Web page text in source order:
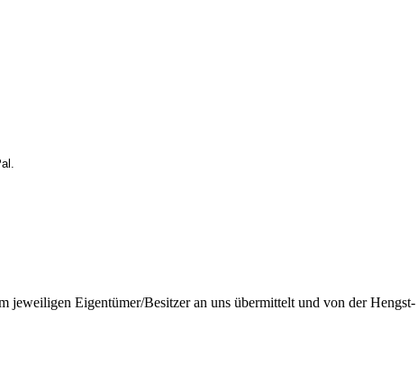
jeweiligen Eigentümer/Besitzer an uns übermittelt und von der